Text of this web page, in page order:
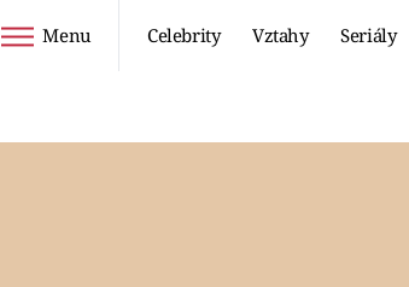
Menu Celebrity Vztahy Seriály